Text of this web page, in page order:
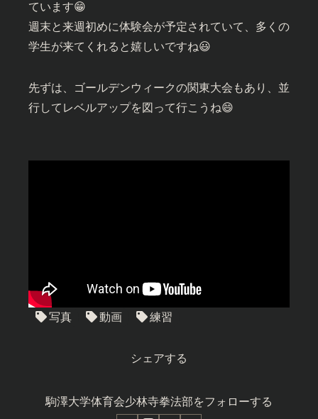
ています😁
週末と来週初めに体験会が予定されていて、多くの
学生が来てくれると嬉しいですね😃
先ずは、ゴールデンウィークの関東大会もあり、並
行してレベルアップを図って行こうね😄
写真 動画 練習
シェアする
駒澤大学体育会少林寺拳法部をフォローする